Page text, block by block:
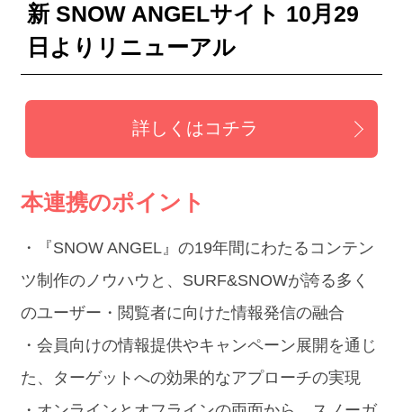
新 SNOW ANGELサイト 10月29
日よりリニューアル
詳しくはコチラ
本連携のポイント
・『SNOW ANGEL』の19年間にわたるコンテン
ツ制作のノウハウと、SURF&SNOWが誇る多く
のユーザー・閲覧者に向けた情報発信の融合
・会員向けの情報提供やキャンペーン展開を通じ
た、ターゲットへの効果的なアプローチの実現